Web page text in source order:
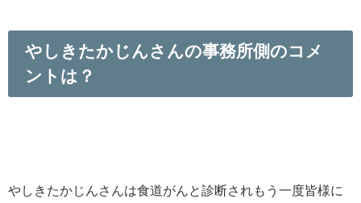
やしきたかじんさんの事務所側のコメ
ントは？
やしきたかじんさんは食道がんと診断されもう一度皆様に